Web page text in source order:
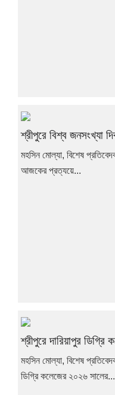
শ্রীপুরে বিশ্ব জনসংখ্যা
মহসিন মোল্যা, বিশেষ
আজকের প্রত্যয়ে...
শ্রীপুরে দারিয়াপুর
মহসিন মোল্যা, বিশেষ
ডিগ্রি কলেজের ২০২৬ সালের...